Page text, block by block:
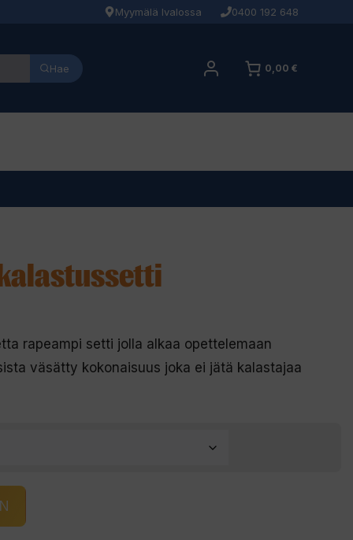
Myymälä Ivalossa 0400 192 648
Hae 0,00 €
rapeampi setti jolla alkaa opettelemaan
väsätty kokonaisuus joka ei jätä kalastajaa